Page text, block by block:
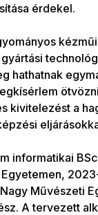
érdekel.
hathatnak
kivitelezést a
informatikai
Művészeti
A tervezett